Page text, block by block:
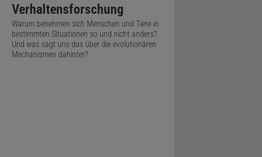
graben
die Forscher am
Hinweise,
Hasenfelle
Verhaltensforschung
Warum benehmen sich Menschen und Tiere in
bestimmten Situationen so und nicht anders?
Und was sagt uns das über die evolutionären
Mechanismen dahinter?